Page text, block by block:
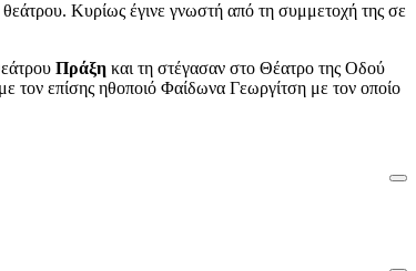
Κυρίως έγινε γνωστή από τη συμμετοχή της σε
Πράξη και τη στέγασαν στο Θέατρο της Οδού
τον επίσης ηθοποιό Φαίδωνα Γεωργίτση με τον οποίο